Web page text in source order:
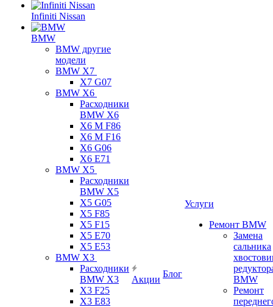
Infiniti Nissan
BMW
BMW другие
модели
BMW X7
X7 G07
BMW X6
Расходники
BMW X6
X6 M F86
X6 M F16
X6 G06
X6 E71
BMW X5
Расходники
BMW X5
X5 G05
X5 F85
X5 F15
X5 E70
X5 E53
BMW X3
Расходники
BMW X3
X3 F25
X3 E83
Акции
Блог
Услуги
Ремонт BMW
Замена
сальника
BMW
Ремонт